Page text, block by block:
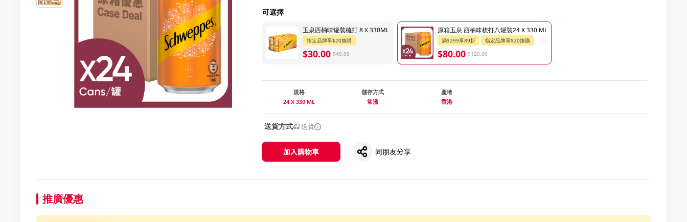
可選擇
玉泉西柚味罐裝梳打 8 X 330ML
指定品牌享$20換購
$30.00 $40.00
原箱玉泉 西柚味梳打八罐裝24 X 330 ML
滿$299享89折 指定品牌享$20換購
$80.00 $120.00
規格
24 X 330 ML
儲存方式
常溫
產地
香港
送貨方式 送貨
加入購物車 同朋友分享
推廣優惠